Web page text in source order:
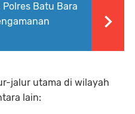
Batu Bara
jalur utama di wilayah
lain: